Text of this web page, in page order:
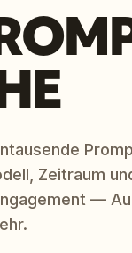
Zeitraum
—